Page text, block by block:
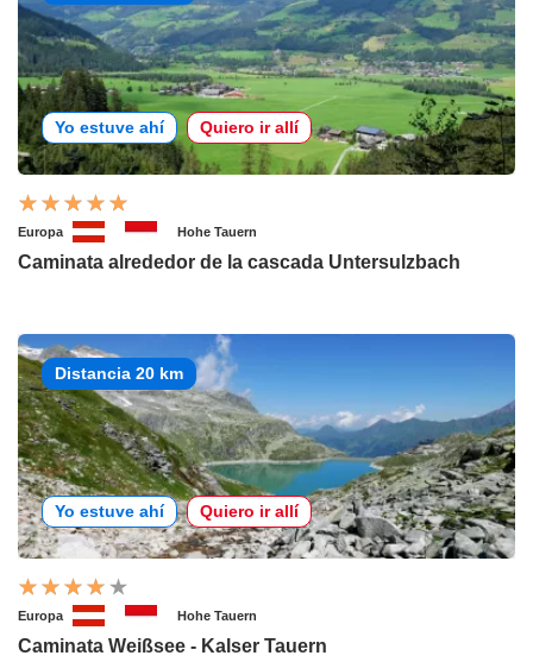
Yo estuve ahí Quiero ir allí
Europa Hohe Tauern
Caminata alrededor de la cascada Untersulzbach
Distancia 20 km
Yo estuve ahí Quiero ir allí
Europa Hohe Tauern
Caminata Weißsee - Kalser Tauern